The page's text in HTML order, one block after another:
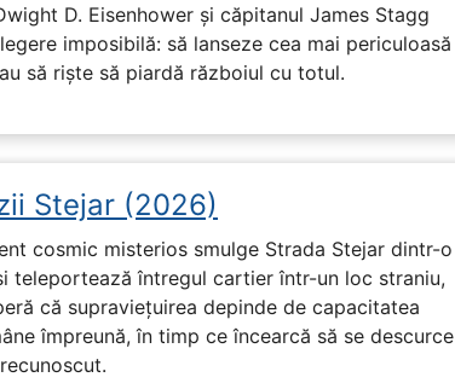
D. Eisenhower și căpitanul James Stagg
imposibilă: să lanseze cea mai periculoasă
să riște să piardă războiul cu totul.
Stejar (2026)
cosmic misterios smulge Strada Stejar dintr-o
teleportează întregul cartier într-un loc straniu,
că supraviețuirea depinde de capacitatea
împreună, în timp ce încearcă să se descurce